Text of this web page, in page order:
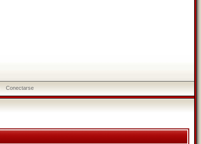
Conectarse